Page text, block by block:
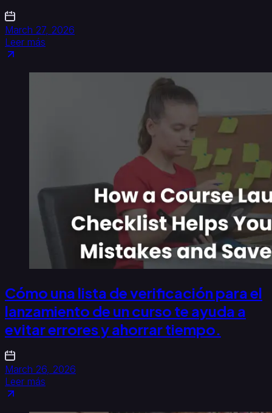
March 27, 2026
Leer más
Cómo una lista de verificación para el
lanzamiento de un curso te ayuda a
evitar errores y ahorrar tiempo.
March 26, 2026
Leer más